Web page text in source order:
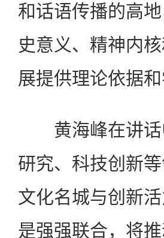
和话语传播的高
史意义、精神内
展提供理论依据和
黄海峰在讲话
研究、科技创新
文化名城与创新
是强强联合，将